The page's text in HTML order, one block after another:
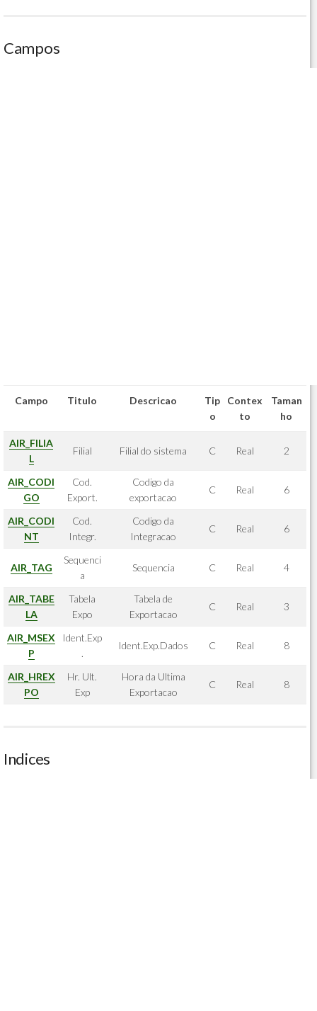
Campos
Campo Titulo Descricao
Tip
o
Contex
to
Taman
ho
AIR_FILIA
L
Filial Filial do sistema C Real 2
AIR_CODI
GO
Cod.
Export.
Codigo da
exportacao
C Real 6
AIR_CODI
NT
Cod.
Integr.
Codigo da
Integracao
C Real 6
AIR_TAG
Sequenci
a
Sequencia C Real 4
AIR_TABE
LA
Tabela
Expo
Tabela de
Exportacao
C Real 3
AIR_MSEX
P
Ident.Exp
.
Ident.Exp.Dados C Real 8
AIR_HREX
PO
Hr. Ult.
Exp
Hora da Ultima
Exportacao
C Real 8
Indices